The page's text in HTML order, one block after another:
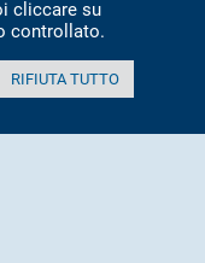
cliccare su
controllato.
RIFIUTA TUTTO